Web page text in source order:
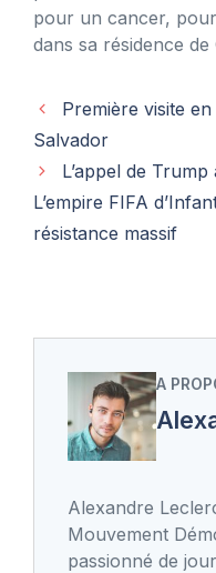
pour un cancer,
dans sa résidence
Première visite
Salvador
L’appel de
L’empire FIFA
résistance massif
A
Alexandre
Mouvement
passionné de